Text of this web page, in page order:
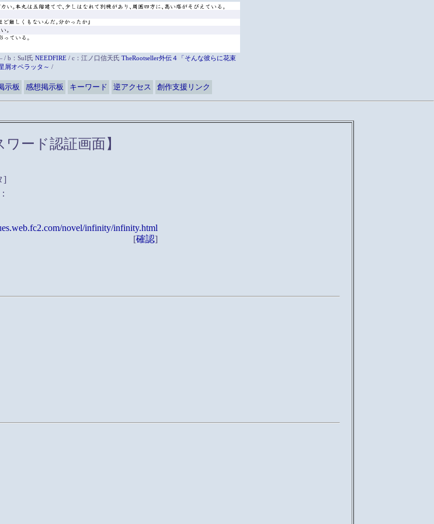
/ b：SuI氏 NEEDFIRE / c：江ノ口信天氏 TheRootseller外伝４「そんな彼らに花束
屑オペラッタ～ /
示板 感想掲示板 キーワード 逆アクセス 創作支援リンク
ワード認証画面】
]
novel/infinity/infinity.html
[確認]